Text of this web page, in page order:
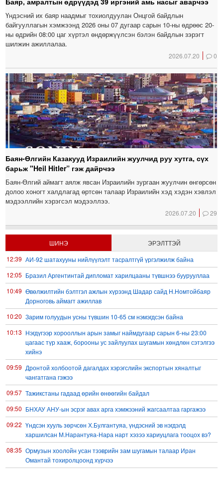
Үндэсний их баяр наадмыг тохиолдуулан Онцгой байдлын
байгууллагын хэмжээнд 2026 оны 07 дугаар сарын 10-ны өдрөөс 20-
ны өдрийн 08:00 цаг хүртэл өндөржүүлсэн бэлэн байдлын зэрэгт
шилжин ажиллалаа.
2026.07.20 0
Баян-Өлгийн Казакууд Израилийн жуулчид руу хутга, сүх
барьж "Heil Hitler” гэж дайрчээ
Баян-Өлгий аймагт аялж явсан Израилийн зургаан жуулчин өнгөрсөн
долоо хоногт халдлагад өртсөн талаар Израилийн хэд хэдэн хэвлэл
мэдээллийн хэрэгсэл мэдээллээ.
2026.07.20 29
ШИНЭ
ЭРЭЛТТЭЙ
12:39 АИ-92 шатахууны нийлүүлэлт тасралтгүй үргэлжилж байна
12:05 Бразил Аргентинтай дипломат харилцааны түвшнээ буурууллаа
10:49 Өвөлжилтийн бэлтгэл ажлын хүрээнд Шадар сайд Н.Номтойбаяр
Дорноговь аймагт ажиллав
10:20 Зарим голуудын усны түвшин 10-65 см нэмэгдсэн байна
10:13 Нэгдүгээр хорооллын арын замыг наймдугаар сарын 6-ны 23:00
цагаас түр хааж, борооны ус зайлуулах шугамын хөндлөн сэтэлгээ
хийнэ
09:59 Дронтой холбоотой дагалдах хэрэгслийн экспортын хяналтыг
чангатгана гэжээ
09:57 Тажикстаны гадаад өрийн өнөөгийн байдал
09:50 БНХАУ АНУ-ын эсрэг авах арга хэмжээний жагсаалтаа гаргажээ
09:22 Үндсэн хууль зөрчсөн Х.Булгантуяа, үндэсний эв нэгдэлд
харшилсан М.Нарантуяа-Нара нарт хэзээ хариуцлага тооцох вэ?
08:35 Ормузын хоолойн усан тээврийн зам шугамын талаар Иран
Омантай тохиролцоонд хүрчээ